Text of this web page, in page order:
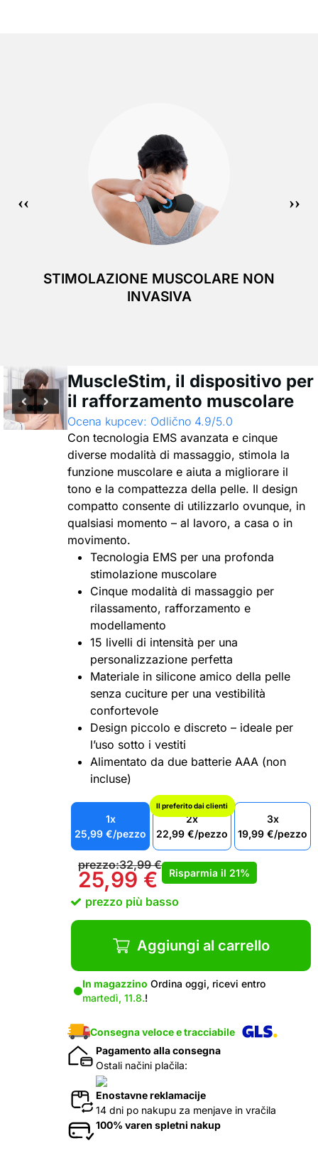
STIMOLAZIONE MUSCOLARE NON
INVASIVA
MuscleStim, il dispositivo per
il rafforzamento muscolare
Ocena kupcev: Odlično 4.9/5.0
Con tecnologia EMS avanzata e cinque
diverse modalità di massaggio, stimola la
funzione muscolare e aiuta a migliorare il
tono e la compattezza della pelle. Il design
compatto consente di utilizzarlo ovunque, in
qualsiasi momento – al lavoro, a casa o in
movimento.
Tecnologia EMS per una profonda
stimolazione muscolare
Cinque modalità di massaggio per
rilassamento, rafforzamento e
modellamento
15 livelli di intensità per una
personalizzazione perfetta
Materiale in silicone amico della pelle
senza cuciture per una vestibilità
confortevole
Design piccolo e discreto – ideale per
l’uso sotto i vestiti
Alimentato da due batterie AAA (non
incluse)
1x
25,99 €/pezzo
Il preferito dai clienti
2x
22,99 €/pezzo
3x
19,99 €/pezzo
prezzo:32,99€
25,99 € Risparmia il 21%
prezzo più basso
Aggiungi al carrello
In magazzino Ordina oggi, ricevi entro
martedì, 11.8.!
Consegna veloce e tracciabile
Pagamento alla consegna
Ostali načini plačila:
Enostavne reklamacije
14 dni po nakupu za menjave in vračila
100% varen spletni nakup